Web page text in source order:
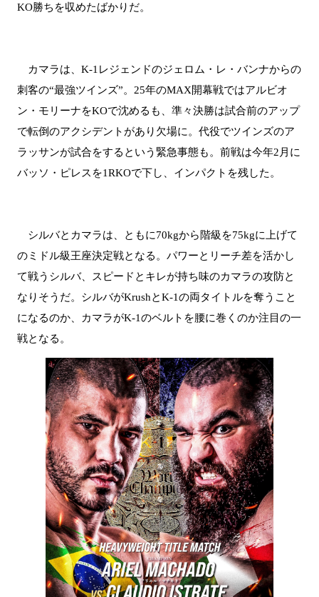
KO勝ちを収めたばかりだ。
カマラは、K-1レジェンドのジェロム・レ・バンナからの
刺客の“最強ツインズ”。25年のMAX開幕戦ではアルビオ
ン・モリーナをKOで沈めるも、準々決勝は試合前のアップ
で転倒のアクシデントがあり欠場に。代役でツインズのア
ラッサンが試合をするという緊急事態も。前戦は今年2月に
バッソ・ピレスを1RKOで下し、インパクトを残した。
シルバとカマラは、ともに70kgから階級を75kgに上げて
のミドル級王座決定戦となる。パワーとリーチ差を活かし
て戦うシルバ、スピードとキレが持ち味のカマラの攻防と
なりそうだ。シルバがKrushとK-1の両タイトルを奪うこと
になるのか、カマラがK-1のベルトを腰に巻くのか注目の一
戦となる。